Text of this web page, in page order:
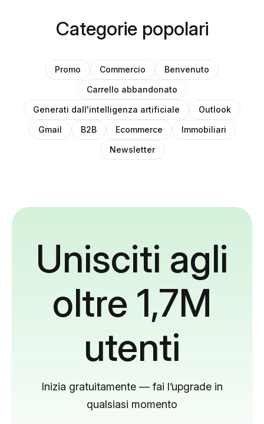
Categorie popolari
Promo Commercio
Benvenuto
Carrello abbandonato
Generati dall'intelligenza artificiale
Outlook
Gmail
B2B Ecommerce
Immobiliari
Newsletter
Unisciti agli
oltre 1,7M
utenti
Inizia gratuitamente — fai l’upgrade in
qualsiasi momento